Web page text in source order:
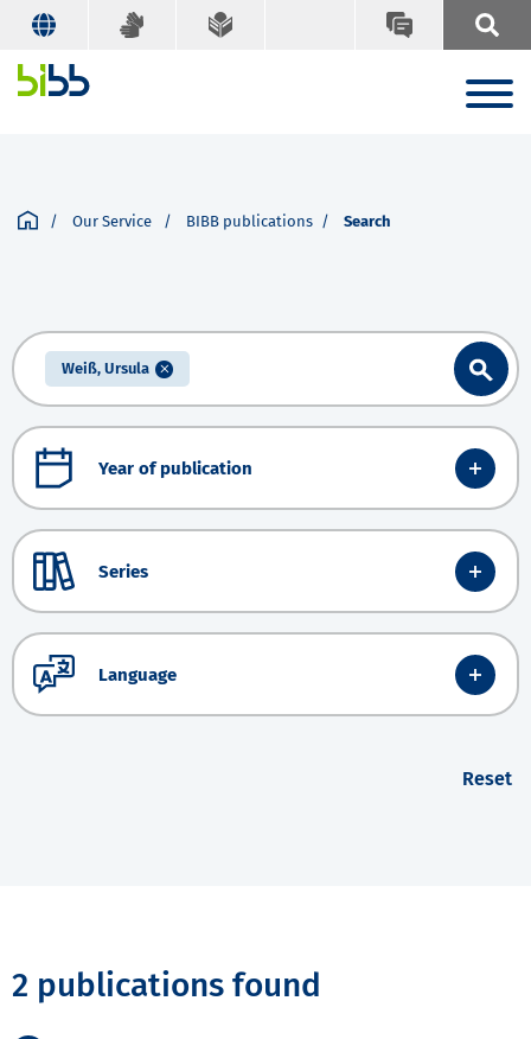
Our Service BIBB publications Search
Weiß, Ursula
Year of publication
Series
Language
Reset
2 publications found